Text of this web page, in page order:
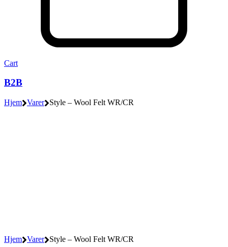
Cart
B2B
Hjem Varer Style – Wool Felt WR/CR
Hjem Varer Style – Wool Felt WR/CR